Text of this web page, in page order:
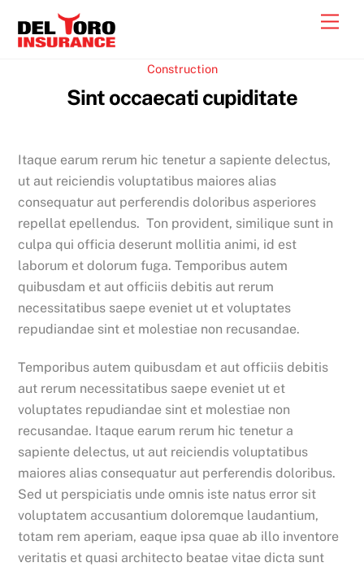
content
Construction
Sint occaecati cupiditate
Itaque earum rerum hic tenetur a sapiente delectus,
ut aut reiciendis voluptatibus maiores alias
consequatur aut perferendis doloribus asperiores
repellat epellendus. Ton provident, similique sunt in
culpa qui officia deserunt mollitia animi, id est
laborum et dolorum fuga. Temporibus autem
quibusdam et aut officiis debitis aut rerum
necessitatibus saepe eveniet ut et voluptates
repudiandae sint et molestiae non recusandae.
Temporibus autem quibusdam et aut officiis debitis
aut rerum necessitatibus saepe eveniet ut et
voluptates repudiandae sint et molestiae non
recusandae. Itaque earum rerum hic tenetur a
sapiente delectus, ut aut reiciendis voluptatibus
maiores alias consequatur aut perferendis doloribus.
Sed ut perspiciatis unde omnis iste natus error sit
voluptatem accusantium doloremque laudantium,
totam rem aperiam, eaque ipsa quae ab illo inventore
veritatis et quasi architecto beatae vitae dicta sunt